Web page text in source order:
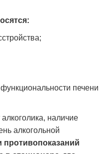
печени
наличие
алкогольной
противопоказаний